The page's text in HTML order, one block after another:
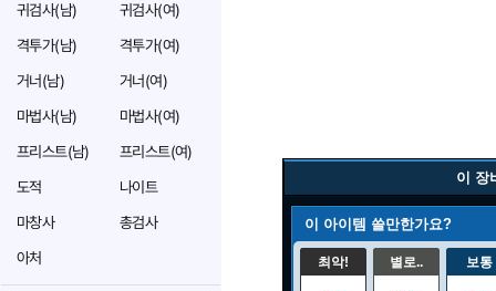
귀검사(남)
귀검사(여)
격투가(남)
격투가(여)
거너(남)
거너(여)
마법사(남)
마법사(여)
프리스트(남)
프리스트(여)
도적
나이트
마창사
총검사
아처
이 장
이 아이템 쓸만한가요?
최악! 별로.. 보통